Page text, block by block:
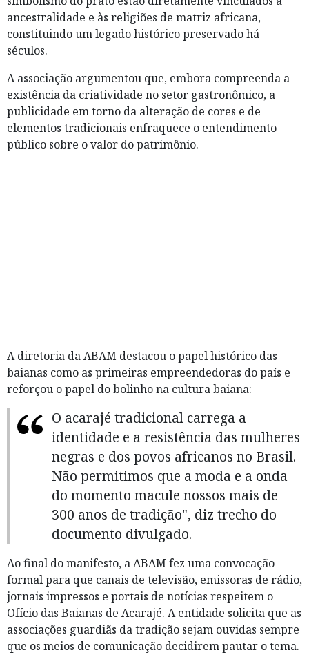
ancestralidade e às religiões de matriz africana,
constituindo um legado histórico preservado há
séculos.
A associação argumentou que, embora compreenda a
existência da criatividade no setor gastronômico, a
publicidade em torno da alteração de cores e de
elementos tradicionais enfraquece o entendimento
público sobre o valor do patrimônio.
A diretoria da ABAM destacou o papel histórico das
baianas como as primeiras empreendedoras do país e
reforçou o papel do bolinho na cultura baiana:
O acarajé tradicional carrega a
identidade e a resistência das mulheres
negras e dos povos africanos no Brasil.
Não permitimos que a moda e a onda
do momento macule nossos mais de
300 anos de tradição", diz trecho do
documento divulgado.
Ao final do manifesto, a ABAM fez uma convocação
formal para que canais de televisão, emissoras de rádio,
jornais impressos e portais de notícias respeitem o
Ofício das Baianas de Acarajé. A entidade solicita que as
associações guardiãs da tradição sejam ouvidas sempre
que os meios de comunicação decidirem pautar o tema.